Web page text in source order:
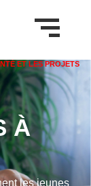
ET LES PROJETS
À
les jeunes